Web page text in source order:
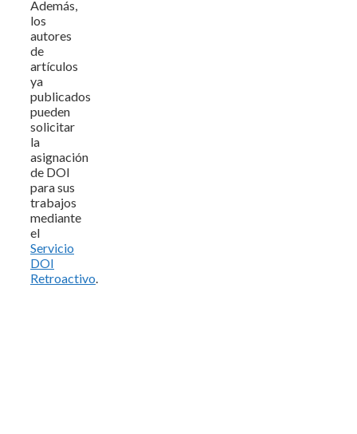
Además,
los
autores
de
artículos
ya
publicados
pueden
solicitar
la
asignación
de DOI
para sus
trabajos
mediante
el
Servicio
DOI
Retroactivo.